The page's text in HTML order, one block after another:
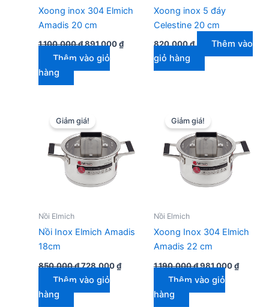
Xoong inox 304 Elmich
Amadis 20 cm
1.100.000₫ Giá
là:
1.100.000 ₫.
891.000₫Giá
hiện
Thêm vào giỏ
hàng
Xoong inox 5 đáy
Celestine 20 cm
820.000₫
Thêm vào
giỏ hàng
Giảm giá!
Nồi Elmich
Nồi Inox Elmich Amadis
18cm
850.000₫ Giá
là:
850.000 ₫.
728.000₫Giá
hiện
Thêm vào giỏ
hàng
Giảm giá!
Nồi Elmich
Xoong Inox 304 Elmich
Amadis 22 cm
1.190.000₫Giá
là:
1.190.000 ₫.
981.000₫Giá
hiện
Thêm vào giỏ
hàng